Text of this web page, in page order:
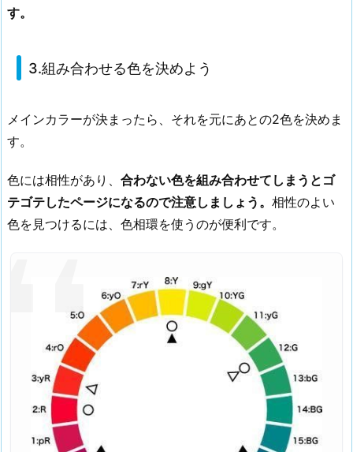
す。
3.組み合わせる色を決めよう
メインカラーが決まったら、それを元にあとの2色を決めま
す。
色には相性があり、 合わない色を組み合わせてしまうとゴ
テゴテしたページになるので注意しましょう。 相性のよい
色を見つけるには、色相環を使うのが便利です。